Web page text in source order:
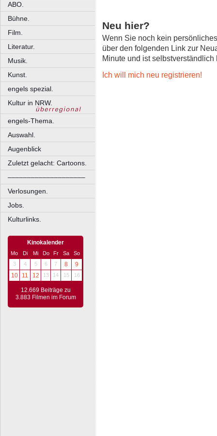
ABO.
Bühne.
Film.
Literatur.
Musik.
Kunst.
engels spezial.
Kultur in NRW.
engels-Thema.
Auswahl.
Augenblick
Zuletzt gelacht: Cartoons.
––––––––––––––––––––
Verlosungen.
Jobs.
Kulturlinks.
Kinokalender
Mo Di Mi Do Fr Sa
So
3
4 5 6 7 8
9
10
11 12 13 14 15 16
12.669 Beiträge zu
3.883 Filmen im Forum
Neu hier?
Wenn Sie noch kein
über den folgenden Link zur
Minute und ist selbstverständlich
Ich will mich neu registrieren!